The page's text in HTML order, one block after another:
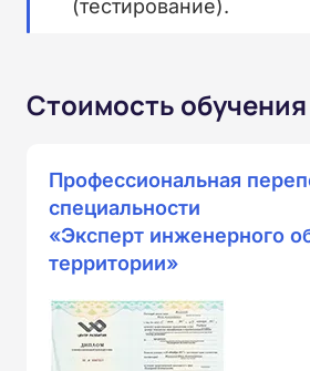
(тестирование).
Стоимость обучения
Профессиональная
специальности
«Эксперт инженерного
территории»